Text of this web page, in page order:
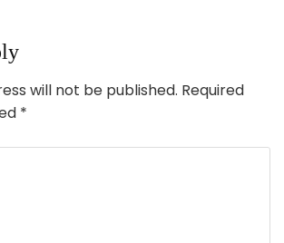
will not be published. Required
*